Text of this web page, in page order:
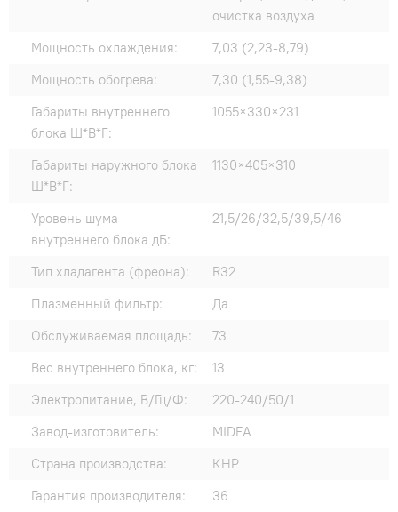
очистка воздуха
Мощность охлаждения:
7,03 (2,23-8,79)
Мощность обогрева:
7,30 (1,55-9,38)
Габариты внутреннего
блока Ш*В*Г:
1055×330×231
Габариты наружного блока
Ш*В*Г:
1130×405×310
Уровень шума
внутреннего блока дБ:
21,5/26/32,5/39,5/46
Тип хладагента (фреона):
R32
Плазменный фильтр:
Да
Обслуживаемая площадь:
73
Вес внутреннего блока, кг:
13
Электропитание, В/Гц/Ф:
220-240/50/1
Завод-изготовитель:
MIDEA
Страна производства:
КНР
Гарантия производителя:
36